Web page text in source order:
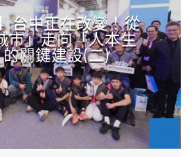
台中正在改變！從
市」走向「人本生
關鍵建設(二)